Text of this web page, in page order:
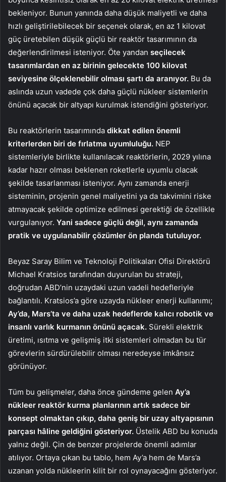
bekleniyor. Bunun yanında daha düşük maliyetli ve daha
hızlı geliştirilebilecek bir seçenek olarak, en az 1 kilovat
güç üretebilen düşük güçlü bir reaktör tasarımının da
değerlendirilmesi isteniyor. Öte yandan seçilecek
tasarımlardan en az birinin gelecekte 100 kilovat
seviyesine ölçeklenebilir olması şartı da aranıyor. Bu da
aslında uzun vadede çok daha güçlü nükleer sistemlerin
önünü açacak bir altyapı kurulmak istendiğini gösteriyor.
Bu reaktörlerin tasarımında dikkat edilen önemli
kriterlerden biri de fırlatma uyumluluğu. NEP
sistemleriyle birlikte kullanılacak reaktörlerin, 2029 yılına
kadar hazır olması beklenen roketlerle uyumlu olacak
şekilde tasarlanması isteniyor. Aynı zamanda enerji
sisteminin, projenin genel maliyetini ya da takvimini riske
atmayacak şekilde optimize edilmesi gerektiği de özellikle
vurgulanıyor. Yani sadece güçlü değil, aynı zamanda
pratik ve uygulanabilir çözümler ön planda tutuluyor.
Beyaz Saray Bilim ve Teknoloji Politikaları Ofisi Direktörü
Michael Kratsios tarafından duyurulan bu strateji,
doğrudan ABD’nin uzaydaki uzun vadeli hedefleriyle
bağlantılı. Kratsios’a göre uzayda nükleer enerji kullanımı;
Ay’da, Mars’ta ve daha uzak hedeflerde kalıcı robotik ve
insanlı varlık kurmanın önünü açacak. Sürekli elektrik
üretimi, ısıtma ve gelişmiş itki sistemleri olmadan bu tür
görevlerin sürdürülebilir olması neredeyse imkânsız
görünüyor.
Tüm bu gelişmeler, daha önce gündeme gelen Ay’a
nükleer reaktör kurma planlarının artık sadece bir
konsept olmaktan çıkıp, daha geniş bir uzay altyapısının
parçası hâline geldiğini gösteriyor. Üstelik ABD bu konuda
yalnız değil. Çin de benzer projelerde önemli adımlar
atılıyor. Ortaya çıkan bu tablo, hem Ay’a hem de Mars’a
uzanan yolda nükleerin kilit bir rol oynayacağını gösteriyor.